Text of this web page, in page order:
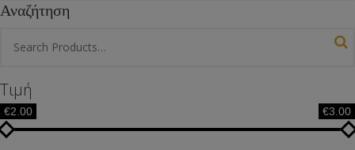
Αναζήτηση
Τιμή
€2.00 €3.00